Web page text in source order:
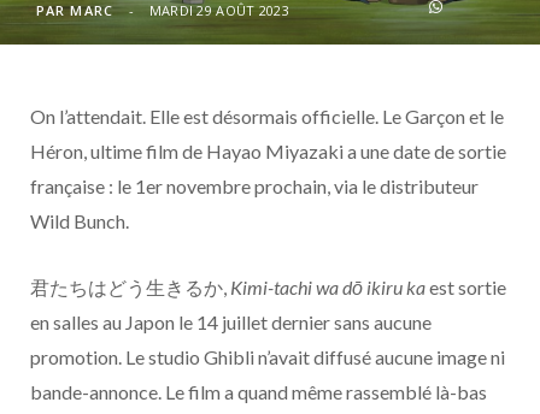
o t
r m
e d l
u
PAR MARC MARDI 29 AOÛT 2023
On l’attendait. Elle est désormais officielle. Le Garçon et le
Héron, ultime film de Hayao Miyazaki a une date de sortie
française : le 1er novembre prochain, via le distributeur
Wild Bunch.
君たちはどう生きるか, Kimi-tachi wa dō ikiru kaest sortie
en salles au Japon le 14 juillet dernier sans aucune
promotion. Le studio Ghibli n’avait diffusé aucune image ni
bande-annonce. Le film a quand même rassemblé là-bas